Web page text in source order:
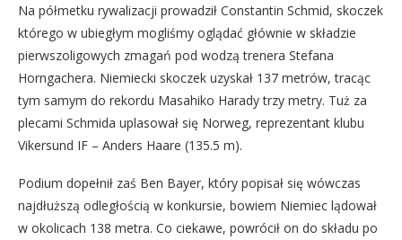
Na półmetku rywalizacji prowadził Constantin Schmid, skoczek
którego w ubiegłym mogliśmy oglądać głównie w składzie
pierwszoligowych zmagań pod wodzą trenera Stefana
Horngachera. Niemiecki skoczek uzyskał 137 metrów, tracąc
tym samym do rekordu Masahiko Harady trzy metry. Tuż za
plecami Schmida uplasował się Norweg, reprezentant klubu
Vikersund IF – Anders Haare (135.5 m).
Podium dopełnił zaś Ben Bayer, który popisał się wówczas
najdłuższą odległością w konkursie, bowiem Niemiec lądował
w okolicach 138 metra. Co ciekawe, powrócił on do składu po